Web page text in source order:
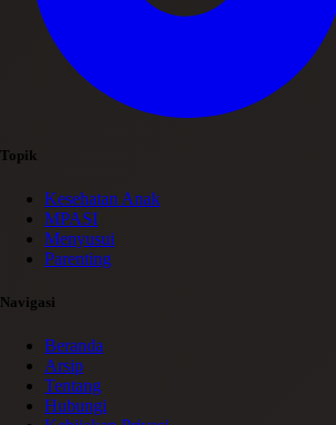
Topik
Kesehatan Anak
MPASI
Menyusui
Parenting
Navigasi
Beranda
Arsip
Tentang
Hubungi